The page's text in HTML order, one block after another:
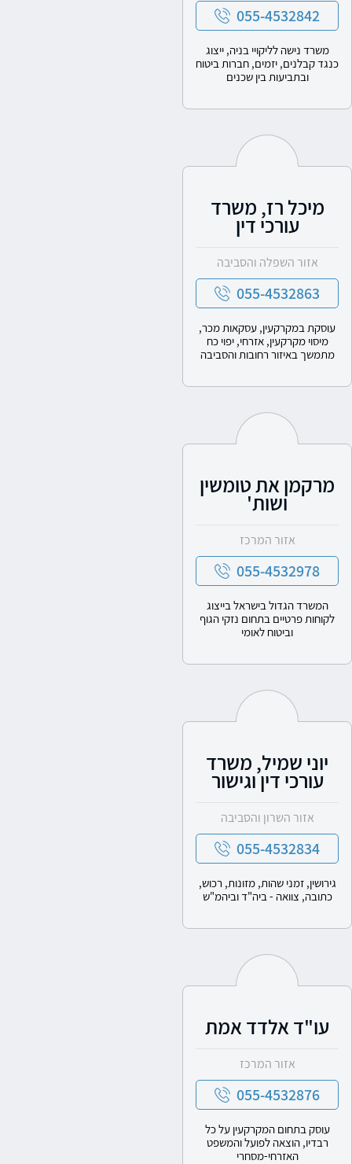
055-4532842
משרד נישה לליקויי בניה, ייצוג
כנגד קבלנים, יזמים, חברות ביטוח
ובתביעות בין שכנים
מיכל רז, משרד
עורכי דין
אזור השפלה והסביבה
055-4532863
עוסקת במקרקעין, עסקאות מכר,
מיסוי מקרקעין, אזרחי, יפוי כח
מתמשך באיזור רחובות והסביבה
מרקמן את טומשין
ושות'
אזור המרכז
055-4532978
המשרד הגדול בישראל בייצוג
לקוחות פרטיים בתחום נזקי הגוף
וביטוח לאומי
יוני שמיל, משרד
עורכי דין וגישור
אזור השרון והסביבה
055-4532834
גירושין, זמני שהות, מזונות, רכוש,
כתובה, צוואה - ביה"ד וביהמ"ש
עו"ד אלדד אמת
אזור המרכז
055-4532876
עוסק בתחום המקרקעין על כל
רבדיו, הוצאה לפועל והמשפט
האזרחי-מסחרי